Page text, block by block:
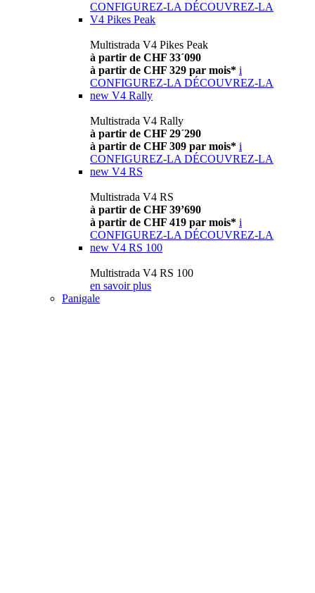
CONFIGUREZ-LA DÉCOUVREZ-LA
V4 Pikes Peak
Multistrada V4 Pikes Peak
à partir de CHF 33´090
à partir de CHF 329 par mois* i
CONFIGUREZ-LA DÉCOUVREZ-LA
new V4 Rally
Multistrada V4 Rally
à partir de CHF 29´290
à partir de CHF 309 par mois* i
CONFIGUREZ-LA DÉCOUVREZ-LA
new V4 RS
Multistrada V4 RS
à partir de CHF 39’690
à partir de CHF 419 par mois* i
CONFIGUREZ-LA DÉCOUVREZ-LA
new V4 RS 100
Multistrada V4 RS 100
en savoir plus
Panigale